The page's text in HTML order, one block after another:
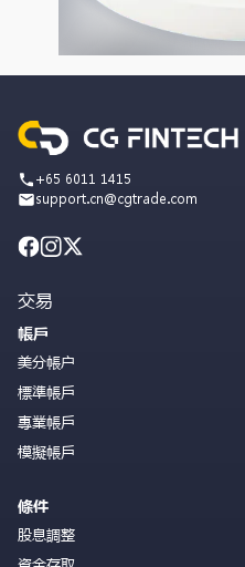
+65 6011 1415
support.cn@cgtrade.com
交易
帳戶
美分帳户
標準帳戶
專業帳戶
模擬帳戶
條件
股息調整